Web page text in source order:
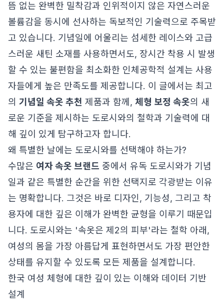
뜸 없는 완벽한 밀착감과 인위적이지 않은 자연스러운
볼륨감을 동시에 선사하는 독보적인 기술력으로 주목받
고 있습니다. 기념일에 어울리는 섬세한 레이스와 고급
스러운 새틴 소재를 사용하면서도, 장시간 착용 시 발생
할 수 있는 불편함을 최소화한 인체공학적 설계는 사용
자들에게 높은 만족도를 제공합니다. 이 글에서는 최고
의 기념일 속옷 추천 제품과 함께, 체형 보정 속옷의 새
로운 기준을 제시하는 도로시와의 철학과 기술력에 대
해 깊이 있게 탐구하고자 합니다.
왜 특별한 날에는 도로시와를 선택해야 하는가?
수많은 여자 속옷 브랜드 중에서 유독 도로시와가 기념
일과 같은 특별한 순간을 위한 선택지로 각광받는 이유
는 명확합니다. 그것은 바로 디자인, 기능성, 그리고 착
용자에 대한 깊은 이해가 완벽한 균형을 이루기 때문입
니다. 도로시와는 '속옷은 제2의 피부'라는 철학 아래,
여성의 몸을 가장 아름답게 표현하면서도 가장 편안한
상태를 유지할 수 있도록 모든 제품을 설계합니다.
한국 여성 체형에 대한 깊이 있는 이해와 데이터 기반
설계